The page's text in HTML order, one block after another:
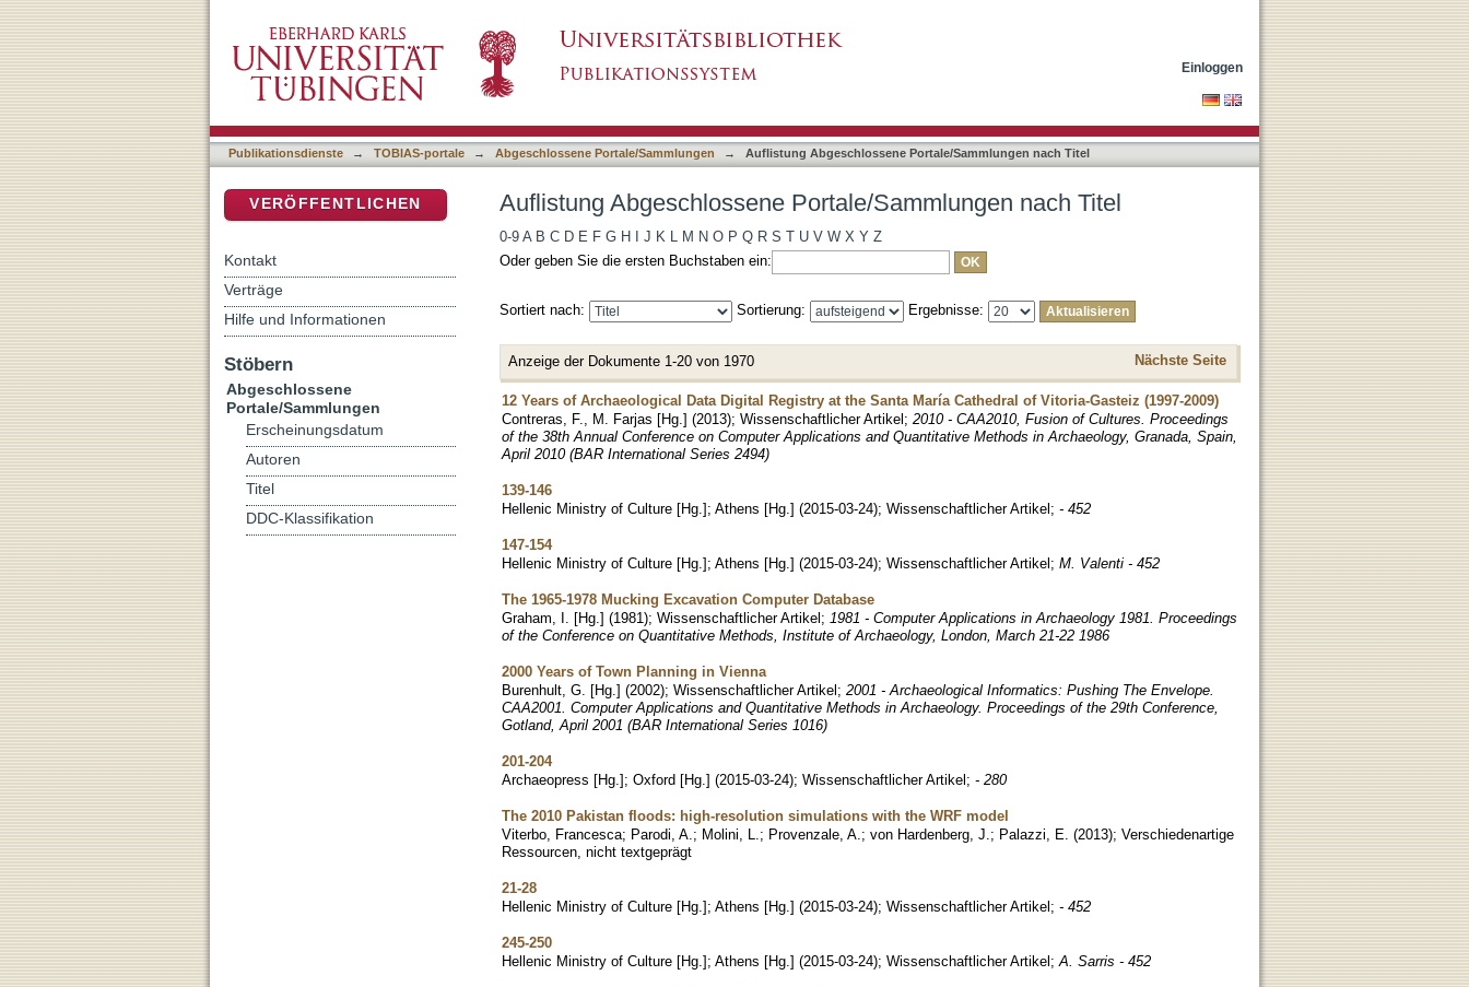
Einloggen
Publikationsdienste → TOBIAS-portale → Abgeschlossene Portale/Sammlungen → Auflistung Abgeschlossene Portale/Sammlungen nach Titel
Auflistung Abgeschlossene Portale/Sammlungen nach Titel
0-9 A B C D E F G H J K L M N O P Q R S T U V W X Y Z
Oder geben Sie die ersten Buchstaben ein:
Sortiert nach: Sortierung: Ergebnisse:
Anzeige der Dokumente 1-20 von 1970 Nächste Seite
12 Years of Archaeological Data Digital Registry at the Santa María Cathedral of Vitoria-Gasteiz (1997-2009)
Contreras, F., M. Farjas [Hg.] (2013); Wissenschaftlicher Artikel; 2010 - CAA2010, Fusion of Cultures. Proceedings
of the 38th Annual Conference on Computer Applications and Quantitative Methods in Archaeology, Granada, Spain,
April 2010 (BAR International Series 2494)
139-146
Hellenic Ministry of Culture [Hg.]; Athens [Hg.] (2015-03-24); Wissenschaftlicher Artikel; - 452
147-154
Hellenic Ministry of Culture [Hg.]; Athens [Hg.] (2015-03-24); Wissenschaftlicher Artikel; M. Valenti - 452
The 1965-1978 Mucking Excavation Computer Database
Graham, I. [Hg.] (1981); Wissenschaftlicher Artikel; 1981 - Computer Applications in Archaeology 1981. Proceedings
of the Conference on Quantitative Methods, Institute of Archaeology, London, March 21-22 1986
2000 Years of Town Planning in Vienna
Burenhult, G. [Hg.] (2002); Wissenschaftlicher Artikel; 2001 - Archaeological Informatics: Pushing The Envelope.
CAA2001. Computer Applications and Quantitative Methods in Archaeology. Proceedings of the 29th Conference,
Gotland, April 2001 (BAR International Series 1016)
201-204
Archaeopress [Hg.]; Oxford [Hg.] (2015-03-24); Wissenschaftlicher Artikel; - 280
The 2010 Pakistan floods: high-resolution simulations with the WRF model
Viterbo, Francesca; Parodi, A. ; Molini, L. ; Provenzale, A. ; von Hardenberg, J. ; Palazzi, E. (2013); Verschiedenartige
Ressourcen, nicht textgeprägt
21-28
Hellenic Ministry of Culture [Hg.]; Athens [Hg.] (2015-03-24); Wissenschaftlicher Artikel; - 452
245-250
Hellenic Ministry of Culture [Hg.]; Athens [Hg.] (2015-03-24); Wissenschaftlicher Artikel; A. Sarris - 452
VERÖFFENTLICHEN
Kontakt
Verträge
Hilfe und Informationen
Stöbern
Abgeschlossene
Portale/Sammlungen
Erscheinungsdatum
Autoren
Titel
DDC-Klassifikation